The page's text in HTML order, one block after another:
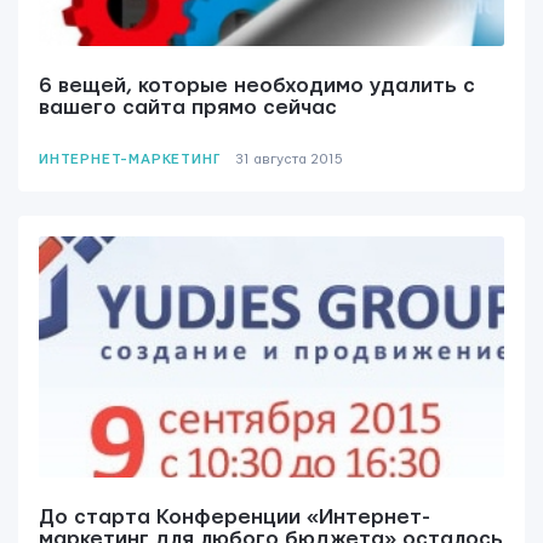
6 вещей, которые необходимо удалить с
вашего сайта прямо сейчас
ИНТЕРНЕТ-МАРКЕТИНГ 31 августа 2015
До старта Конференции «Интернет-
маркетинг для любого бюджета» осталось